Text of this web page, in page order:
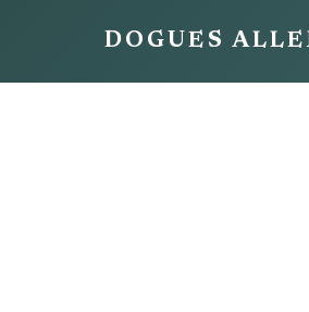
DOGUES